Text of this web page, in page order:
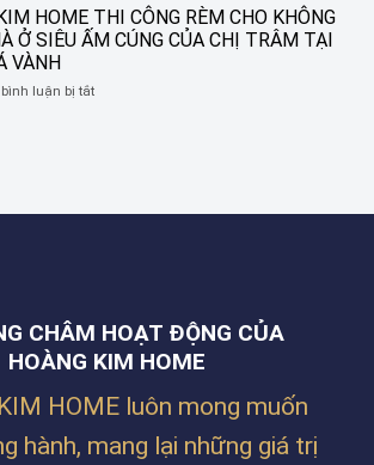
MỘT
TÁC
THUẬT
LƯỚI
CHỐNG
NHÀ
PHƯỚC
KIM
HOME
THI
RÈM
MAX
HOME THI CÔNG RÈM CHO KHÔNG
Ở SIÊU ẤM CÚNG CỦA CHỊ TRÂM TẠI
VÀNH
luận bị tắtở
RÈM
SIÊU
ẤM
CÚNG
CỦA
CHỊ
TẠI
CHÂM HOẠT ĐỘNG CỦA
HOÀNG KIM HOME
HOME luôn mong muốn
hành, mang lại những giá trị